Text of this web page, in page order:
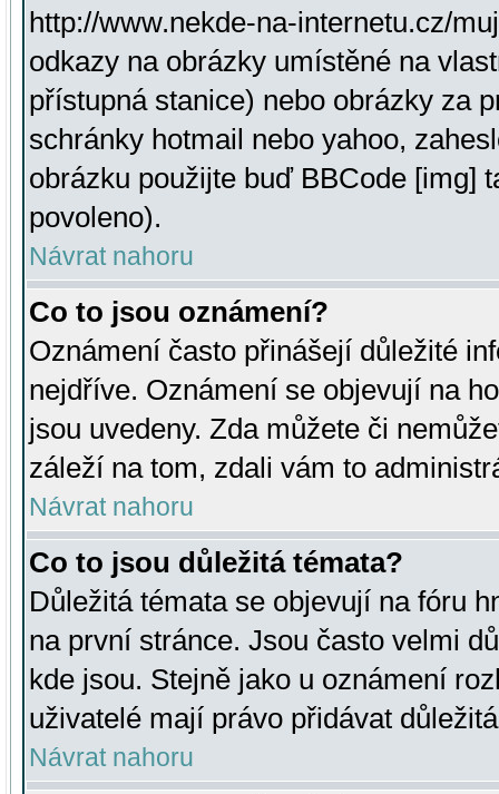
http://www.nekde-na-internetu.cz/
odkazy na obrázky umístěné na
přístupná stanice) nebo obrázky za
schránky hotmail nebo yahoo,
obrázku použijte buď BBCode [img]
povoleno).
Návrat nahoru
Co to jsou oznámení?
Oznámení často přinášejí důležité
nejdříve. Oznámení se objevují na
jsou uvedeny. Zda můžete či
záleží na tom, zdali vám to
Návrat nahoru
Co to jsou důležitá témata?
Důležitá témata se objevují na fóru
na první stránce. Jsou často velmi
kde jsou. Stejně jako u oznámení
uživatelé mají právo přidávat
Návrat nahoru